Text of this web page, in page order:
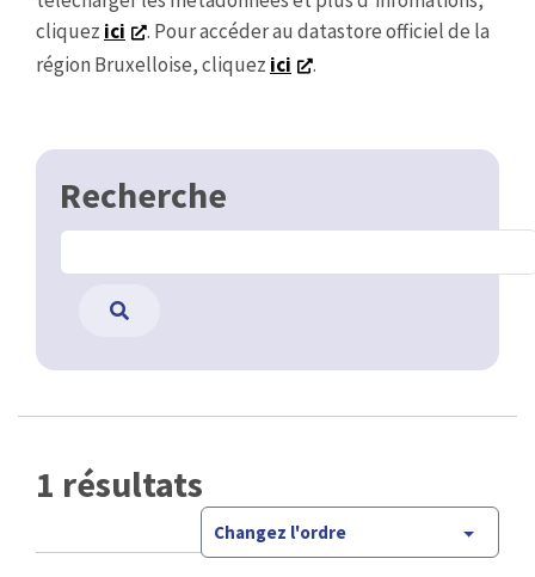
cliquez ici
. Pour accéder au datastore officiel de la
région Bruxelloise, cliquez ici .
Recherche
1 résultats
Changez l'ordre